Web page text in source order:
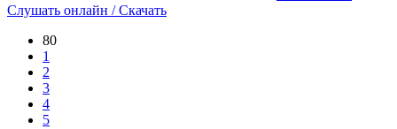
Слушать онлайн / Скачать
80
1
2
3
4
5